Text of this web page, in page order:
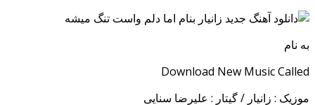
به نام
Download New Music Called
موزیک : زانیار / گیتار : علیرضا سنایی